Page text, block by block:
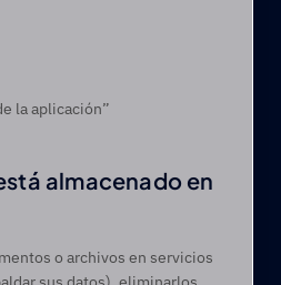
la aplicación”
almacenado en
o archivos en servicios